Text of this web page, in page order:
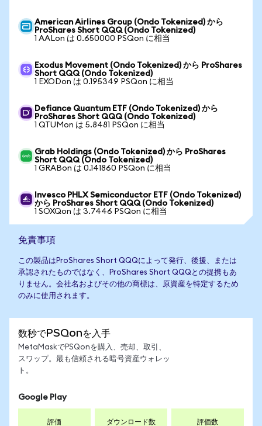
American Airlines Group (Ondo Tokenized) から
ProShares Short QQQ (Ondo Tokenized)
1 AALon は 0.650000 PSQon に相当
Exodus Movement (Ondo Tokenized) から ProShares
Short QQQ (Ondo Tokenized)
1 EXODon は 0.195349 PSQon に相当
Defiance Quantum ETF (Ondo Tokenized) から
ProShares Short QQQ (Ondo Tokenized)
1 QTUMon は 5.8481 PSQon に相当
Grab Holdings (Ondo Tokenized) から ProShares
Short QQQ (Ondo Tokenized)
1 GRABon は 0.141860 PSQon に相当
Invesco PHLX Semiconductor ETF (Ondo Tokenized)
から ProShares Short QQQ (Ondo Tokenized)
1 SOXQon は 3.7446 PSQon に相当
免責事項
この製品はProShares Short QQQによって発行、後援、または
承認されたものではなく、ProShares Short QQQとの提携もあ
りません。会社名およびその他の商標は、原資産を特定するため
のみに使用されます。
数秒でPSQonを入手
MetaMaskでPSQonを購入、売却、取引、
スワップ。最も信頼される暗号資産ウォレッ
ト。
Google Play
評価 ダウンロード数 評価数